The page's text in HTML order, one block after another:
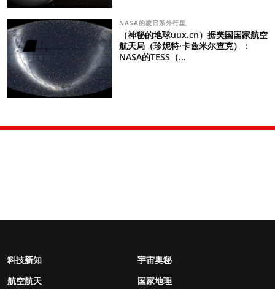
NASA的凌日系外行星
（神秘的地球uux.cn）据美国国家航空
航天局（珍妮特·卡兹米尔查克）：
NASA的TESS（...
科技新知
宇宙奥秘
航空航天
国家地理